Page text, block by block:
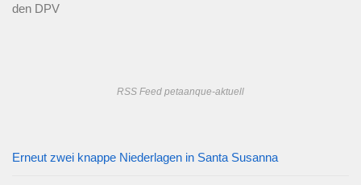
den DPV
RSS Feed petaanque-aktuell
Erneut zwei knappe Niederlagen in Santa Susanna